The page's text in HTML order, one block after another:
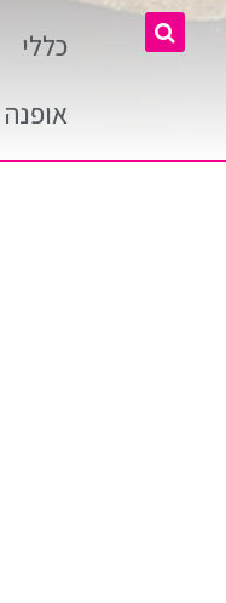
כללי
אופנה